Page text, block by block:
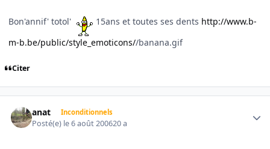
Bon'annif' totol' 15ans et toutes ses dents http://www.b-
m-b.be/public/style_emoticons//banana.gif
Citer
anat Inconditionnels
Posté(e) le 6 août 200620 a